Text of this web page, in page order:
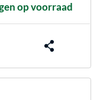
op voorraad